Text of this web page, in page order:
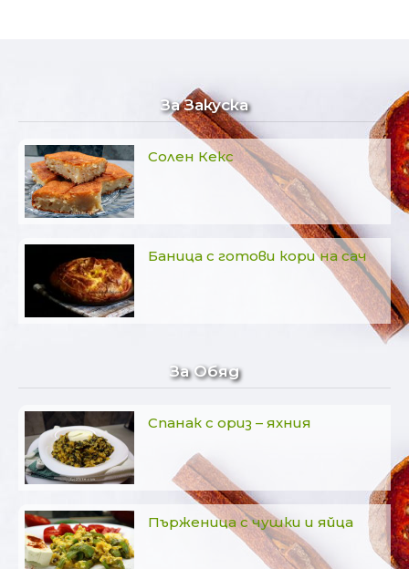
За Закуска
Солен Кекс
Баница с готови кори на сач
За Обяд
Спанак с ориз – яхния
Пърженица с чушки и яйца